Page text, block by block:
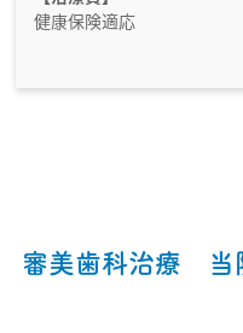
健康保険適応
審美歯科治療 当